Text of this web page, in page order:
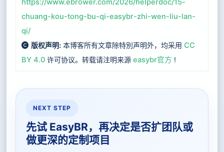
https://www.ebrower.com/2026/helperdoc/15-
chuang-kou-tong-bu-qi-easybr-zhi-wen-liu-lan-
qi/
版权声明: 本博客所有文章除特別声明外，均采用CC
BY 4.0 许可协议。转载请注明来源easybr官方 !
NEXT STEP
先试 EasyBR，再决定是否扩团队或
做更深的定制项目